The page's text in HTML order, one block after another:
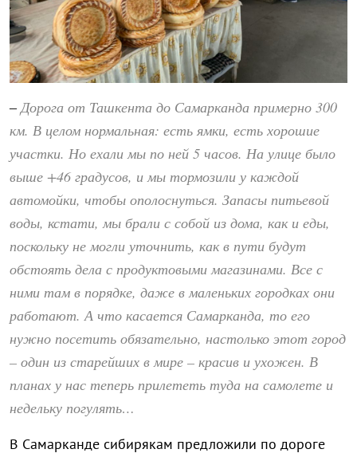
–Дорога от Ташкента до Самарканда примерно 300
км. В целом нормальная: есть ямки, есть хорошие
участки. Но ехали мы по ней 5 часов. На улице было
выше +46 градусов, и мы тормозили у каждой
автомойки, чтобы ополоснуться. Запасы питьевой
воды, кстати, мы брали с собой из дома, как и еды,
поскольку не могли уточнить, как в пути будут
обстоять дела с продуктовыми магазинами. Все с
ними там в порядке, даже в маленьких городках они
работают. А что касается Самарканда, то его
нужно посетить обязательно, настолько этот город
– один из старейших в мире – красив и ухожен. В
планах у нас теперь прилететь туда на самолете и
недельку погулять…
В Самарканде сибирякам предложили по дороге